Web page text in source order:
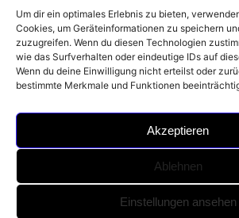
Um dir ein optimales Erlebnis zu bieten,
Cookies, um Geräteinformationen zu speichern
zuzugreifen. Wenn du diesen Technologien
wie das Surfverhalten oder eindeutige IDs auf
Wenn du deine Einwilligung nicht erteilst oder
bestimmte Merkmale und Funktionen
Akzeptieren
Ablehnen
Einstellungen ansehen
Tel: 0664 4407889
E
m
ai
l:
office@citycenter
wieselburg.at
Sonntag 8:00 Uhr
Newsletter
Impressum
Datenschutzerklär
ung
Hausordnung
2026
City Center Wieselburg -